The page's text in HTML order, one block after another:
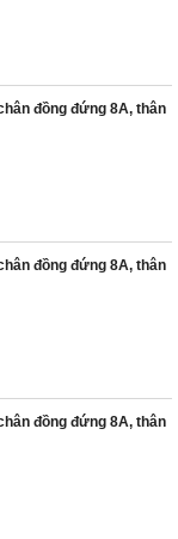
đồng đứng 8A, thân
đồng đứng 8A, thân
đồng đứng 8A, thân